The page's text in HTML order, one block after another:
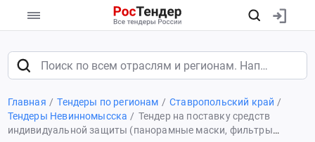
Главная Тендеры по регионам
Ставропольский край
Тендеры Невинномысска
Тендер на поставку средств
индивидуальной защиты (панорамные маски, фильтры